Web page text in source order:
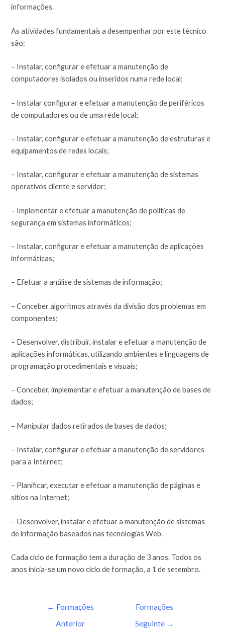
informações.
As atividades fundamentais a desempenhar por este técnico
são:
– Instalar, configurar e efetuar a manutenção de
computadores isolados ou inseridos numa rede local;
– Instalar configurar e efetuar a manutenção de periféricos
de computadores ou de uma rede local;
– Instalar, configurar e efetuar a manutenção de estruturas e
equipamentos de redes locais;
– Instalar, configurar e efetuar a manutenção de sistemas
operativos cliente e servidor;
– Implementar e efetuar a manutenção de políticas de
segurança em sistemas informáticos;
– Instalar, configurar e efetuar a manutenção de aplicações
informáticas;
– Efetuar a análise de sistemas de informação;
– Conceber algoritmos através da divisão dos problemas em
componentes;
– Desenvolver, distribuir, instalar e efetuar a manutenção de
aplicações informáticas, utilizando ambientes e linguagens de
programação procedimentais e visuais;
– Conceber, implementar e efetuar a manutenção de bases de
dados;
– Manipular dados retirados de bases de dados;
– Instalar, configurar e efetuar a manutenção de servidores
para a Internet;
– Planificar, executar e efetuar a manutenção de páginas e
sítios na Internet;
– Desenvolver, instalar e efetuar a manutenção de sistemas
de informação baseados nas tecnologias Web.
Cada ciclo de formação tem a duração de 3 anos. Todos os
anos inicia-se um novo ciclo de formação, a 1 de setembro.
← Formações
Anterior
Formações
Seguinte →